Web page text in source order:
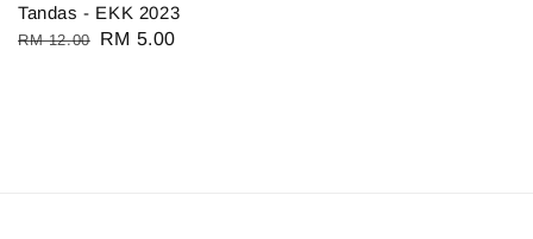
Tandas - EKK 2023
Regular
RM 12.00
Sale
RM 5.00